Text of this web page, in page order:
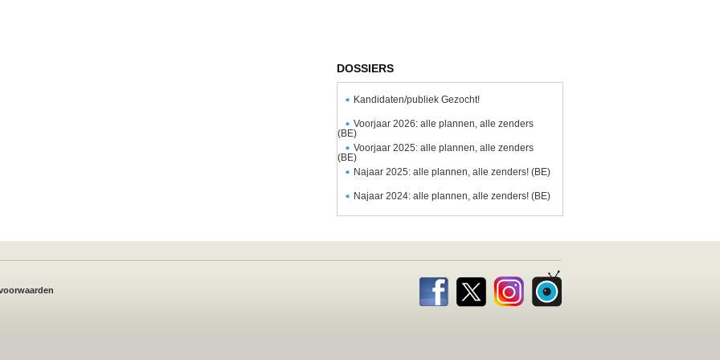
DOSSIERS
Kandidaten/publiek Gezocht!
Voorjaar 2026: alle plannen, alle zenders
(BE)
Voorjaar 2025: alle plannen, alle zenders
(BE)
Najaar 2025: alle plannen, alle zenders! (BE)
Najaar 2024: alle plannen, alle zenders! (BE)